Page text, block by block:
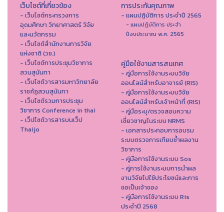
เว็บไซต์ที่เกี่ยวข้อง
- เว็บไซต์กระทรวงการ
อุดมศึกษา วิทยาศาสตร์ วิจัย
และนวัตกรรม
- เว็บไซต์สำนักงานการวิจัย
แห่งชาติ (วช.)
- เว็บไซต์การประชุมวิชาการ
สวนสุนันทา
- เว็บไซต์วารสารมหาวิทยาลัย
ราชภัฏสวนสุนันทา
- เว็บไซต์รวมการประชุม
วิชาการ Conference in thai
- เว็ปไซต์วารสารบนเว็ป
Thaijo
การประกันคุณภาพ
- แผนปฏิบัติการ ประจำปี 2565
- แผนปฏิบัติการ ประจำ
ปีงบประมาณ พ.ศ. 2565
คู่มือใช้งานสารสนเทศ
- คู่มือการใช้งานระบบวิจัย
ออนไลน์สำหรับอาจารย์ (RIS)
- คู่มือการใช้งานระบบวิจัย
ออนไลน์สำหรับเจ้าหน้าที่ (RIS)
- คู่มือระบุ/ตรวจสอบความ
เชี่ยวชาญในระบบ NRMS
- เอกสารประกอบการอบรม
ระบบตรวจการเทียบซ้ำผลงาน
วิชาการ
- คู่มือการใช้งานระบบ Sos
- คู่การใช้งานระบบการนำผล
งานวิจัยไปใช้ประโยชน์และการ
ขอเป็นเจ้าของ
- คู่มือการใช้งานระบบ Ris
ประจำปี 2568